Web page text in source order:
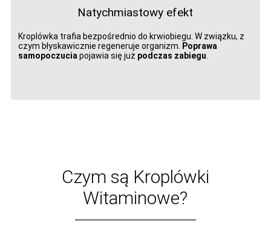
Natychmiastowy efekt
Kroplówka trafia bezpośrednio do krwiobiegu. W związku, z
czym błyskawicznie regeneruje organizm.
Poprawa
samopoczucia pojawia się już podczas zabiegu
Czym są Kroplówki
Witaminowe?